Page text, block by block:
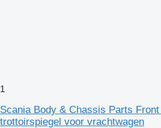
1
Scania Body & Chassis Parts
trottoirspiegel voor vrachtwagen